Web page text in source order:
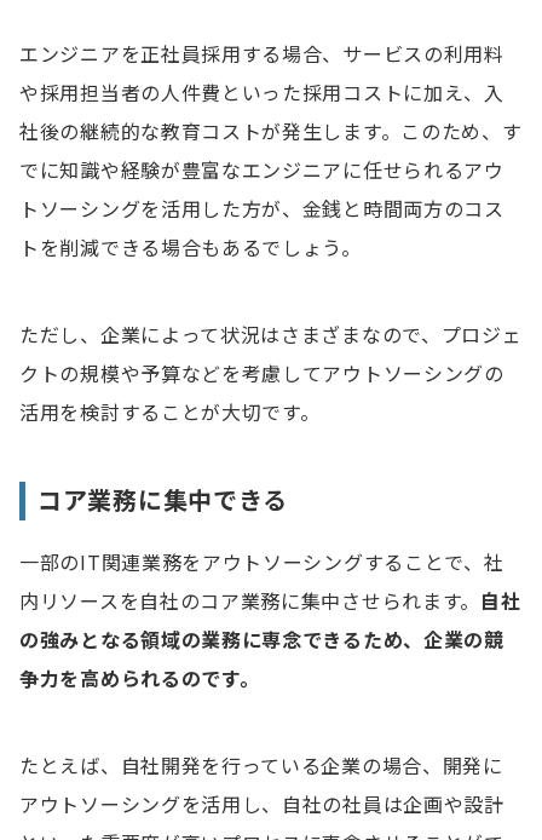
エンジニアを正社員採用する場合、サービスの利用料
や採用担当者の人件費といった採用コストに加え、入
社後の継続的な教育コストが発生します。このため、す
でに知識や経験が豊富なエンジニアに任せられるアウ
トソーシングを活用した方が、金銭と時間両方のコス
トを削減できる場合もあるでしょう。
ただし、企業によって状況はさまざまなので、プロジェ
クトの規模や予算などを考慮してアウトソーシングの
活用を検討することが大切です。
コア業務に集中できる
一部のIT関連業務をアウトソーシングすることで、社
内リソースを自社のコア業務に集中させられます。 自社
の強みとなる領域の業務に専念できるため、企業の競
争力を高められるのです。
たとえば、自社開発を行っている企業の場合、開発に
アウトソーシングを活用し、自社の社員は企画や設計